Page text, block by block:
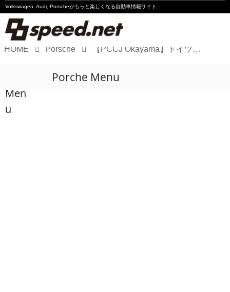
Volkswagen, Audi, Porscheがもっと楽しくなる自動車情報サイト
Audi
HOME Porsche 【PCCJ Okayama】ドイツ王者ロベルト・デ・ハーンが岡山2連勝
Men
u
Porche Menu